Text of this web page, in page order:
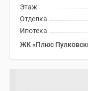
Этаж
Отделка
Ипотека
ЖК «Плюс